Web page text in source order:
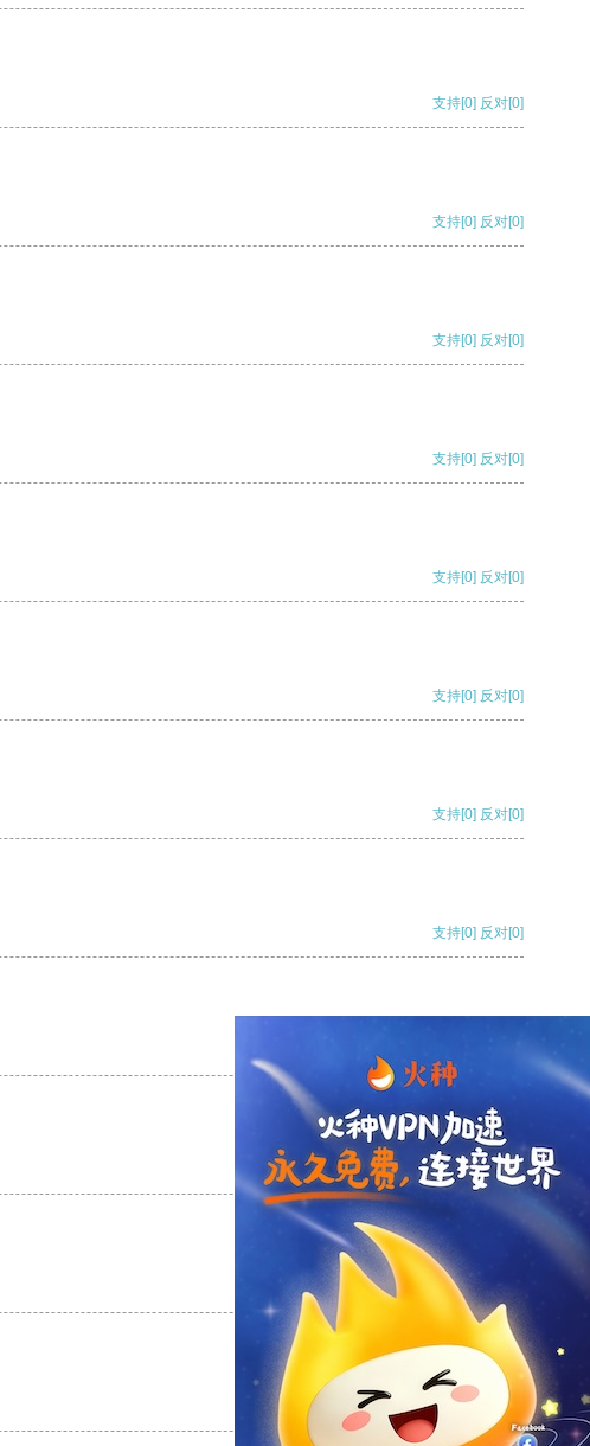
支持[0] 反对[0]
支持[0] 反对[0]
支持[0] 反对[0]
支持[0] 反对[0]
支持[0] 反对[0]
支持[0] 反对[0]
支持[0] 反对[0]
支持[0] 反对[0]
支持 [0] 反对[0]
支持[0] 反对
支持[0] 反对[0]